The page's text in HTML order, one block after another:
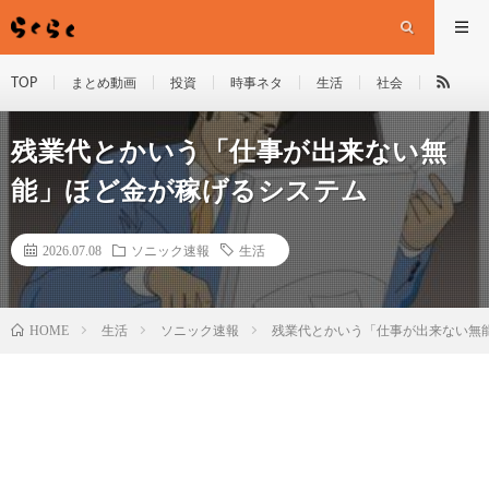
TOP まとめ動画 投資 時事ネタ 生活 社会
残業代とかいう「仕事が出来ない無
能」ほど金が稼げるシステム
2026.07.08 ソニック速報 生活
HOME 生活 ソニック速報 残業代とかいう「仕事が出来ない無